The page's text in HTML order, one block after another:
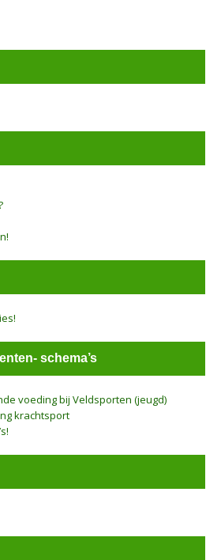
schema’s
voeding bij Veldsporten (jeugd)
krachtsport